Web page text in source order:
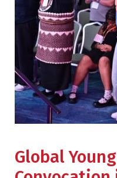
Global